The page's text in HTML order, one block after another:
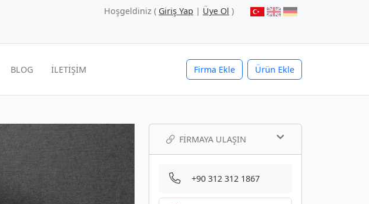
Hoşgeldiniz ( Giriş Yap | Üye Ol )
Firma Ekle Ürün Ekle
BLOG İLETİŞİM
FIRMAYA ULAŞIN
+90 312 312 1867